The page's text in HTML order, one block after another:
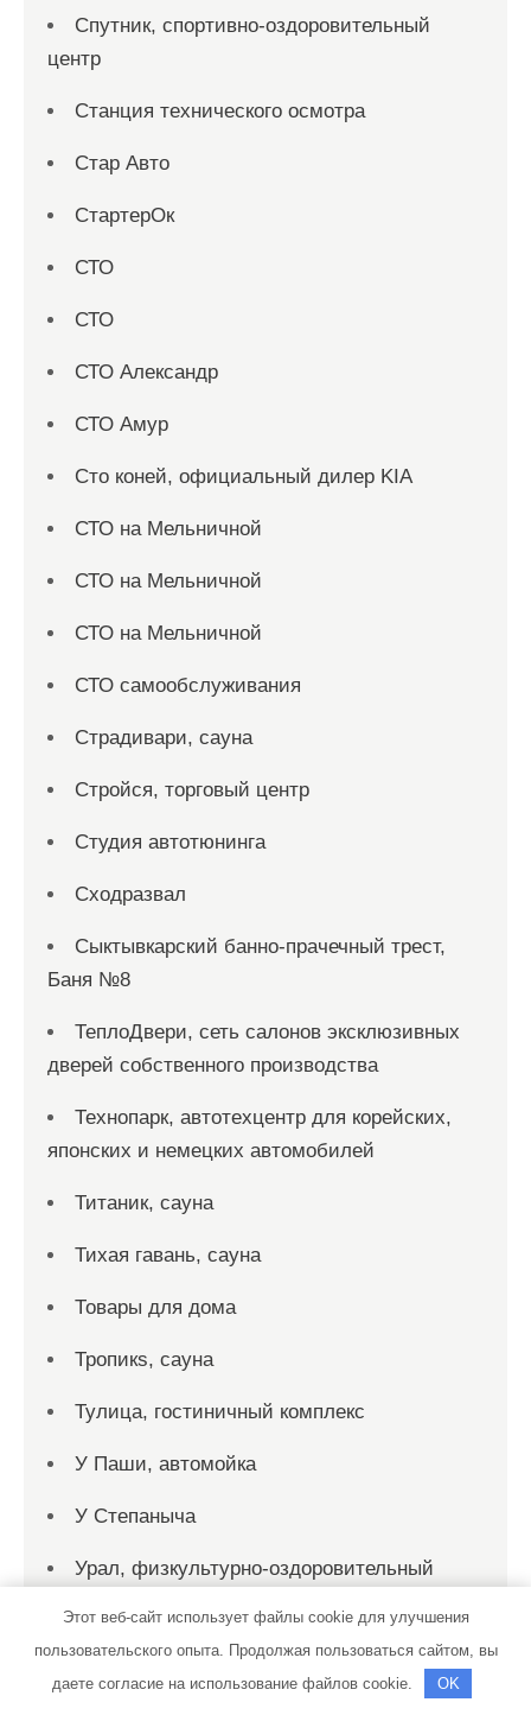
Спутник, спортивно-оздоровительный
центр
Станция технического осмотра
Стар Авто
СтартерОк
СТО
СТО
СТО Александр
СТО Амур
Сто коней, официальный дилер KIA
СТО на Мельничной
СТО на Мельничной
СТО на Мельничной
СТО самообслуживания
Страдивари, сауна
Стройся, торговый центр
Студия автотюнинга
Сходразвал
Сыктывкарский банно-прачечный трест,
Баня №8
ТеплоДвери, сеть салонов эксклюзивных
дверей собственного производства
Технопарк, автотехцентр для корейских,
японских и немецких автомобилей
Титаник, сауна
Тихая гавань, сауна
Товары для дома
Тропикs, сауна
Тулица, гостиничный комплекс
У Паши, автомойка
У Степаныча
Урал, физкультурно-оздоровительный
Усадьба, баня
Установка газобаллонного оборудования
Этот веб-сайт использует файлы cookie для улучшения
пользовательского опыта. Продолжая пользоваться сайтом, вы
даете согласие на использование файлов cookie.
OK